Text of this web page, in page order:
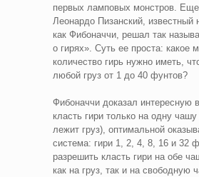
первых ламповых монстров.
Леонардо Пизанский, известный
как Фибоначчи, решал так
о гирях». Суть ее проста: какое
количество гирь нужно иметь,
любой груз от 1 до 40 фунтов?
Фибоначчи доказал интересную
класть гири только на одну чашу
лежит груз), оптимальной
система: гири 1, 2, 4, 8, 16 и 32
разрешить класть гири на обе
как на груз, так и на свободную